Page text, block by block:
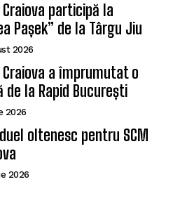
participă la
Pașek” de la Târgu Jiu
2026
a împrumutat o
la Rapid București
2026
oltenesc pentru SCM
2026